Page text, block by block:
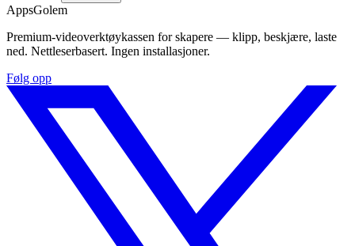
AppsGolem
Premium-videoverktøykassen for skapere — klipp, beskjære, laste
ned. Nettleserbasert. Ingen installasjoner.
Følg opp